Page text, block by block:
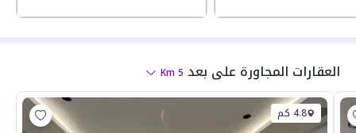
العقارات المجاورة على بعد 5
Km
4.8 كم